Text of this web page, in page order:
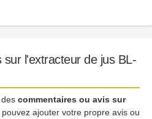
l'extracteur de jus BL-
commentaires ou avis sur
pouvez ajouter votre propre avis ou